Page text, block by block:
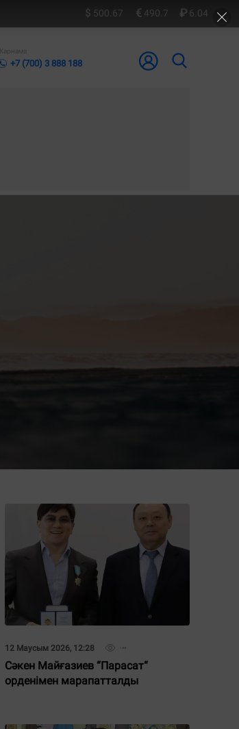
500.67 490.7 6.04
Жарнама
+7 (700) 3 888 188
12 Маусым 2026, 12:28
Сәкен Майғазиев “Парасат“
орденімен марапатталды